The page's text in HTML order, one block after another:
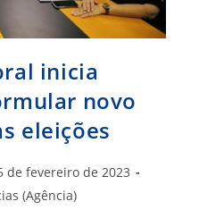
inicia
novo
eleições
de fevereiro de 2023
(Agência)